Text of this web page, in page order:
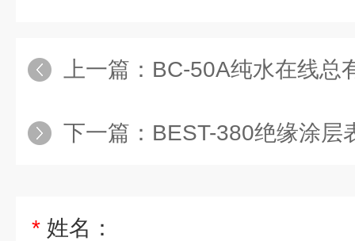
上一篇： BC-50A纯水在线总
下一篇： BEST-380绝缘涂层表
* 姓名：